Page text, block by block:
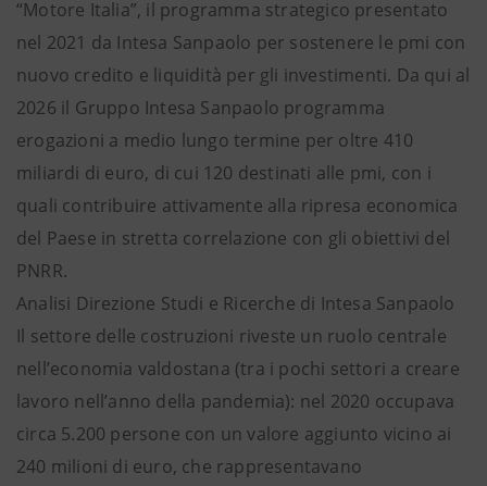
“Motore Italia”, il programma strategico presentato
nel 2021 da Intesa Sanpaolo per sostenere le pmi con
nuovo credito e liquidità per gli investimenti. Da qui al
2026 il Gruppo Intesa Sanpaolo programma
erogazioni a medio lungo termine per oltre 410
miliardi di euro, di cui 120 destinati alle pmi, con i
quali contribuire attivamente alla ripresa economica
del Paese in stretta correlazione con gli obiettivi del
PNRR.
Analisi Direzione Studi e Ricerche di Intesa Sanpaolo
Il settore delle costruzioni riveste un ruolo centrale
nell’economia valdostana (tra i pochi settori a creare
lavoro nell’anno della pandemia): nel 2020 occupava
circa 5.200 persone con un valore aggiunto vicino ai
240 milioni di euro, che rappresentavano